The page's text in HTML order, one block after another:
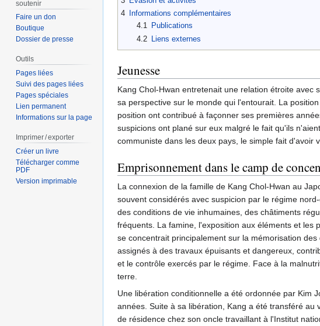
4
Informations complémentaires
4.1
Publications
4.2
Liens externes
Jeunesse
Kang Chol-Hwan entretenait une relation étroite
sa perspective sur le monde qui l'entourait. La
position ont contribué à façonner ses premières
suspicions ont plané sur eux malgré le fait qu'ils
communiste dans les deux pays, le simple fait d'avoir
Emprisonnement dans le camp de
La connexion de la famille de Kang Chol-Hwan au
souvent considérés avec suspicion par le régime
des conditions de vie inhumaines, des châtiments
fréquents. La famine, l'exposition aux éléments et les
se concentrait principalement sur la mémorisation
assignés à des travaux épuisants et dangereux,
et le contrôle exercés par le régime. Face à la
terre.
Une libération conditionnelle a été ordonnée par Kim
années. Suite à sa libération, Kang a été transféré
de résidence chez son oncle travaillant à l'Institut
soutenir
Faire un don
Boutique
Dossier de presse
Outils
Pages liées
Suivi des pages liées
Pages spéciales
Lien permanent
Informations sur la page
Imprimer / exporter
Créer un livre
Télécharger comme
PDF
Version imprimable